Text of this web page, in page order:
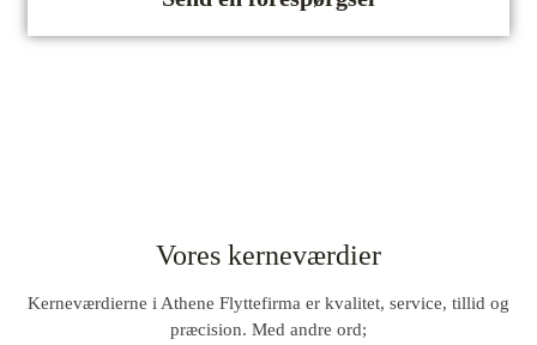
Vores kerneværdier
Kerneværdierne i Athene Flyttefirma er kvalitet, service, tillid og
præcision. Med andre ord;